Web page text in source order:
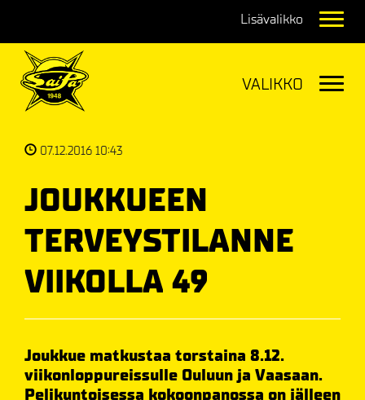
07.12.2016 10:43
JOUKKUEEN
TERVEYSTILANNE
VIIKOLLA 49
Joukkue matkustaa torstaina 8.12.
viikonloppureissulle Ouluun ja Vaasaan.
Pelikuntoisessa kokoonpanossa on jälleen